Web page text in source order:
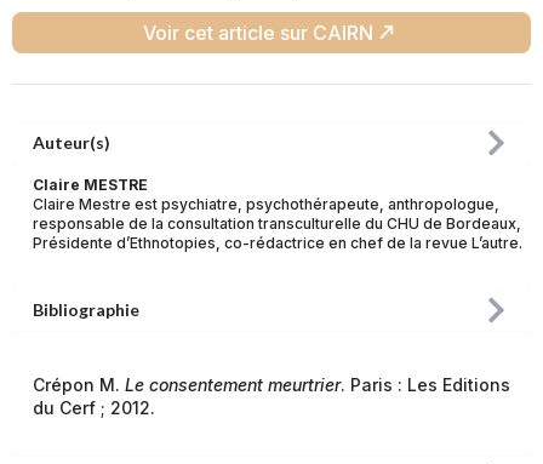
Voir cet article sur CAIRN
Auteur(s)
Claire MESTRE
Claire Mestre est psychiatre, psychothérapeute, anthropologue,
responsable de la consultation transculturelle du CHU de Bordeaux,
Présidente d’Ethnotopies, co-rédactrice en chef de la revue L’autre.
Bibliographie
Crépon M. Le consentement meurtrier. Paris : Les Editions
du Cerf ; 2012.